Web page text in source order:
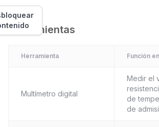
Herramientas
Herramienta Función
Multímetro digital
Medir el
de
de